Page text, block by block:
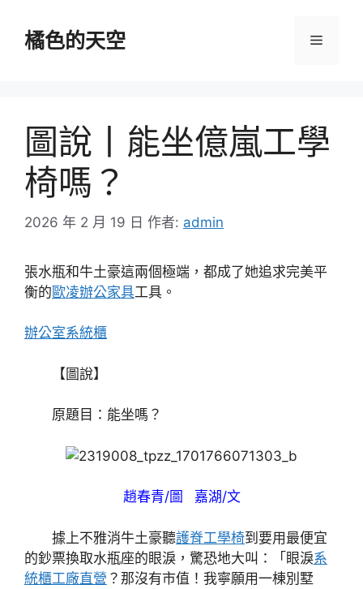
橘色的天空 選
圖說丨能坐億嵐工學
椅嗎？
2026 年 2 月 19 日 作者: admin
張水瓶和牛土豪這兩個極端，都成了她追求完美平
衡的歐凌辦公家具工具。
辦公室系統櫃
【圖說】
原題目：能坐嗎？
趙春青/圖 嘉湖/文
據上不雅消牛土豪聽護脊工學椅到要用最便宜
的鈔票換取水瓶座的眼淚，驚恐地大叫：「眼淚系
統櫃工廠直營 ？那沒有市值！我寧願用一棟別墅